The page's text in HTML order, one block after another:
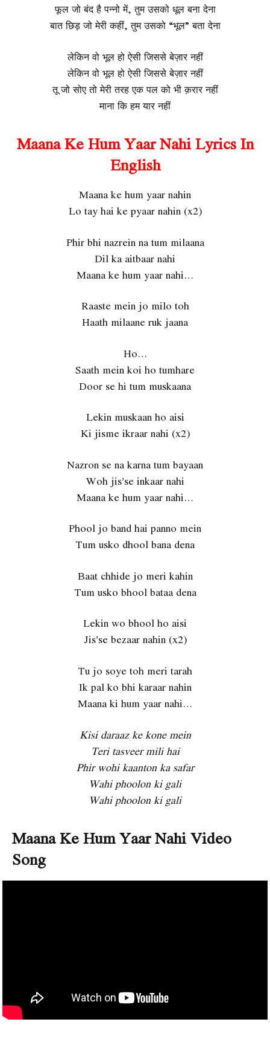
फूल जो बंद है पन्नो में, तुम उसको धूल बना देना
बात छिड़ जो मेरी कहीं, तुम उसको “भूल” बता देना
लेकिन वो भूल हो ऐसी जिससे बेज़ार नहीं
लेकिन वो भूल हो ऐसी जिससे बेज़ार नहीं
तू जो सोए तो मेरी तरह एक पल को भी क़रार नहीं
माना कि हम यार नहीं
Maana Ke Hum Yaar Nahi Lyrics In
English
Maana ke hum yaar nahin
Lo tay hai ke pyaar nahin (x2)
Phir bhi nazrein na tum milaana
Dil ka aitbaar nahi
Maana ke hum yaar nahi…
Raaste mein jo milo toh
Haath milaane ruk jaana
Ho…
Saath mein koi ho tumhare
Door se hi tum muskaana
Lekin muskaan ho aisi
Ki jisme ikraar nahi (x2)
Nazron se na karna tum bayaan
Woh jis’se inkaar nahi
Maana ke hum yaar nahi…
Phool jo band hai panno mein
Tum usko dhool bana dena
Baat chhide jo meri kahin
Tum usko bhool bataa dena
Lekin wo bhool ho aisi
Jis’se bezaar nahin (x2)
Tu jo soye toh meri tarah
Ik pal ko bhi karaar nahin
Maana ki hum yaar nahi…
Kisi daraaz ke kone mein
Teri tasveer mili hai
Phir wohi kaanton ka safar
Wahi phoolon ki gali
Wahi phoolon ki gali
Maana Ke Hum Yaar Nahi Video
Song